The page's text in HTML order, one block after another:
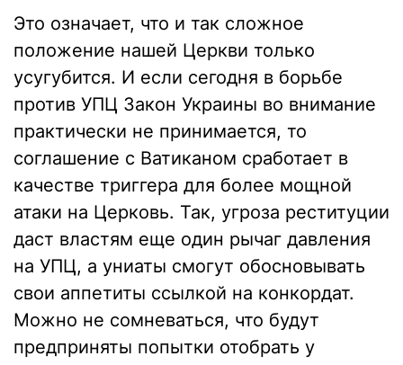
Это означает, что и так сложное
положение нашей Церкви только
усугубится. И если сегодня в борьбе
против УПЦ Закон Украины во внимание
практически не принимается, то
соглашение с Ватиканом сработает в
качестве триггера для более мощной
атаки на Церковь. Так, угроза реституции
даст властям еще один рычаг давления
на УПЦ, а униаты смогут обосновывать
свои аппетиты ссылкой на конкордат.
Можно не сомневаться, что будут
предприняты попытки отобрать у